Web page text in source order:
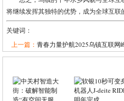
将继续发挥其独特的优势，成为全球互
关键词：
上一篇： 青春力量护航2025乌镇互联网